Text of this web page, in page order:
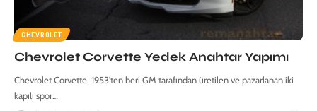
CHEVROLET
Chevrolet Corvette Yedek Anahtar Yapımı
Chevrolet Corvette, 1953'ten beri GM tarafından üretilen ve pazarlanan iki
kapılı spor…